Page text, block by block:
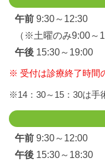
午前 9:30～12:30
（※土曜のみ9:00～
午後 15:30～19:00
※ 受付は診療終了時間
※14：30～15：30は手
午前 9:30～12:00
午後 15:30～18:30